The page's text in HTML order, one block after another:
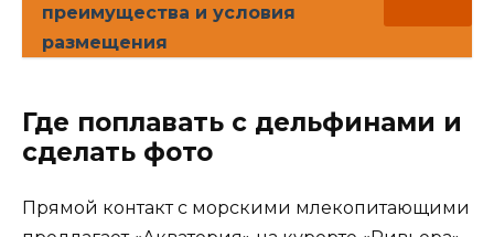
преимущества и условия
размещения
Где поплавать с дельфинами и
сделать фото
Прямой контакт с морскими млекопитающими